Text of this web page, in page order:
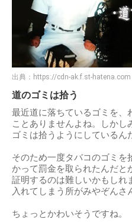
出典： https://cdn-ak.f.st-hatena.com
道のゴミは拾う
最近道に落ちているゴミを、
ことありませんよね。しかし
ゴミは拾うようにしているん
そのため一度タバコのゴミを
かって罰金を取られたんだと
証明するのは難しいかもしれ
入れてしまう所がみやぞんさ
ちょっとかわいそうですね。